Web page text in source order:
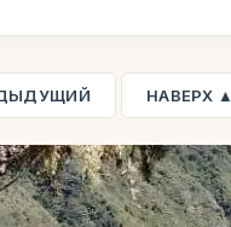
НАВЕРХ ▲